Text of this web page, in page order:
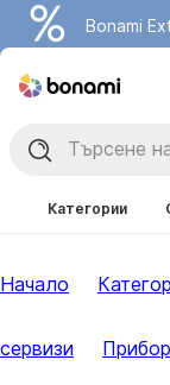
Bonami
Категории
Начало
сервизи